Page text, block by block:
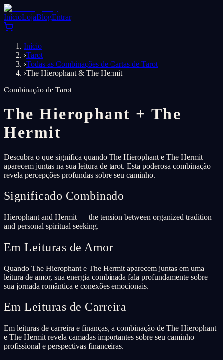
InícioLojaBlogEntrar
Início
›Tarot
›Todas as Combinações de Cartas de Tarot
›The Hierophant & The Hermit
Combinação de Tarot
The Hierophant + The
Hermit
Descubra o que significa quando The Hierophant e The Hermit
aparecem juntas na sua leitura de tarot. Esta poderosa combinação
revela percepções profundas sobre seu caminho.
Significado Combinado
Hierophant and Hermit — the tension between organized tradition
and personal spiritual seeking.
Em Leituras de Amor
Quando The Hierophant e The Hermit aparecem juntas em uma
leitura de amor, sua energia combinada fala profundamente sobre
sua jornada romântica e conexões emocionais.
Em Leituras de Carreira
Em leituras de carreira e finanças, a combinação de The Hierophant
e The Hermit revela camadas importantes sobre seu caminho
profissional e perspectivas financeiras.